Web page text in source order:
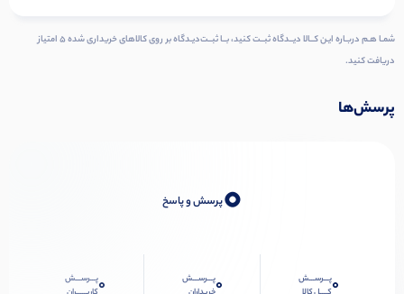
شمـا هـم دربـاره ایـن کــالا دیــدگاه ثبــت کنید، بــا ثبــت‌دیـدگاه بر روی کالاهای خریداری شده ۵ امتیاز
دریافت کنید.
پرسش‌ها
0پرسش و پاسخ
0پـــرســـش
0پـــرســـش
0پـــرســـش